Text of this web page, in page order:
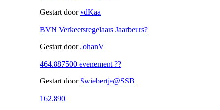
Gestart doorvdKaa
BVN Verkeersregelaars Jaarbeurs?
Gestart doorJohanV
464.887500 evenement ??
Gestart door Swiebertje@SSB
162.890